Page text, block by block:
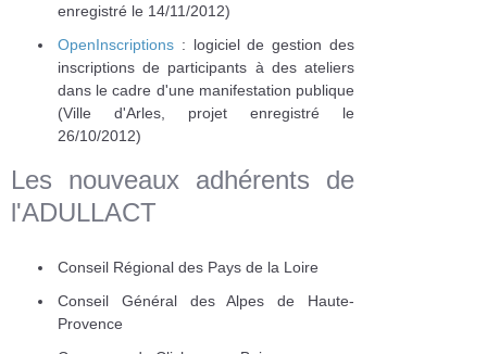
enregistré le 14/11/2012)
OpenInscriptions : logiciel de gestion des
inscriptions de participants à des ateliers
dans le cadre d'une manifestation publique
(Ville d'Arles, projet enregistré le
26/10/2012)
Les nouveaux adhérents de
l'ADULLACT
Conseil Régional des Pays de la Loire
Conseil Général des Alpes de Haute-
Provence